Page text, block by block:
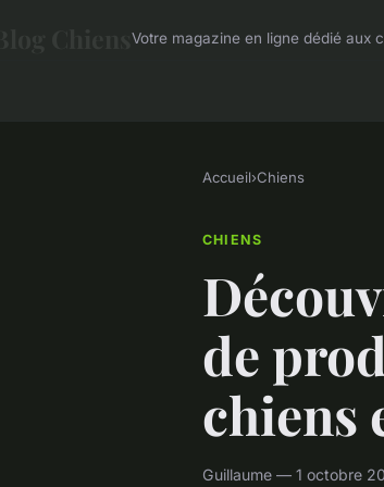
Chiens Votre magazine en ligne dédié aux
Accueil›Chiens
CHIENS
de
chiens
Guillaume — 1 octobre